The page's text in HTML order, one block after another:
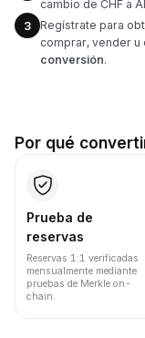
cambio de CHF a
3
Regístrate para
comprar, vender
conversión.
Por qué
Prueba de
reservas
Reservas 1:1 verificadas
mensualmente mediante
pruebas de Merkle on-
chain.